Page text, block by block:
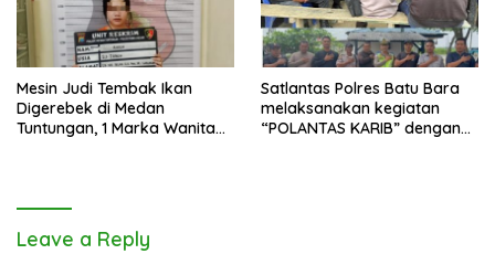
Mesin Judi Tembak Ikan
Digerebek di Medan
Tuntungan, 1 Marka Wanita
Satlantas Polres Batu Bara
melaksanakan kegiatan
“POLANTAS KARIB” dengan
Leave a Reply